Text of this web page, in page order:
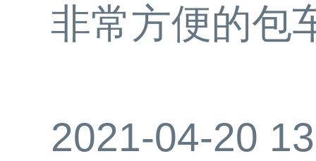
非常方便的包
2021-04-20